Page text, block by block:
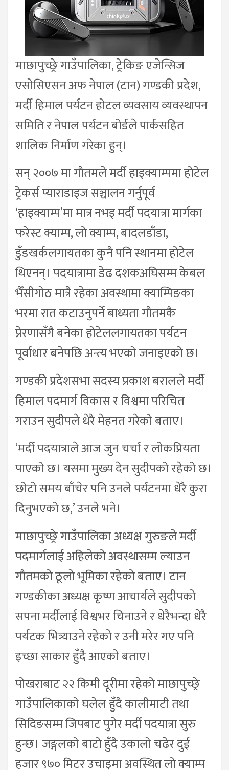
माछापुच्छ्रे गाउँपालिका, ट्रेकिङ एजेन्सिज
एसोसिएसन अफ नेपाल (टान) गण्डकी प्रदेश,
मर्दी हिमाल पर्यटन होटल व्यवसाय व्यवस्थापन
समिति र नेपाल पर्यटन बोर्डले पार्कसहित
शालिक निर्माण गरेका हुन्।
सन् २००७ मा गौतमले मर्दी हाइक्याम्पमा होटेल
ट्रेकर्स प्याराडाइज सञ्चालन गर्नुपूर्व
‘हाइक्याम्प’मा मात्र नभइ मर्दी पदयात्रा मार्गका
फरेस्ट क्याम्प, लो क्याम्प, बादलडाँडा,
डुँडखर्कलगायतका कुनै पनि स्थानमा होटेल
थिएनन्। पदयात्रामा डेढ दशकअघिसम्म केबल
भैँसीगोठ मात्रै रहेका अवस्थामा क्याम्पिङका
भरमा रात कटाउनुपर्ने बाध्यता गौतमकै
प्रेरणासँगै बनेका होटेललगायतका पर्यटन
पूर्वाधार बनेपछि अन्त्य भएको जनाइएको छ।
गण्डकी प्रदेशसभा सदस्य प्रकाश बरालले मर्दी
हिमाल पदमार्ग विकास र विश्वमा परिचित
गराउन सुदीपले धेरै मेहनत गरेको बताए।
‘मर्दी पदयात्राले आज जुन चर्चा र लोकप्रियता
पाएको छ। यसमा मुख्य देन सुदीपको रहेको छ।
छोटो समय बाँचेर पनि उनले पर्यटनमा धेरै कुरा
दिनुभएको छ,’ उनले भने।
माछापुच्छ्रे गाउँपालिका अध्यक्ष गुरुङले मर्दी
पदमार्गलाई अहिलेको अवस्थासम्म ल्याउन
गौतमको ठूलो भूमिका रहेको बताए। टान
गण्डकीका अध्यक्ष कृष्ण आचार्यले सुदीपको
सपना मर्दीलाई विश्वभर चिनाउने र धेरैभन्दा धेरै
पर्यटक भित्र्याउने रहेको र उनी मरेर गए पनि
इच्छा साकार हुँदै आएको बताए।
पोखराबाट २२ किमी दूरीमा रहेको माछापुच्छ्रे
गाउँपालिकाको घलेल हुँदै कालीमाटी तथा
सिदिङसम्म जिपबाट पुगेर मर्दी पदयात्रा सुरु
हुन्छ। जङ्गलको बाटो हुँदै उकालो चढेर दुई
हजार ९७० मिटर उचाइमा अवस्थित लो क्याम्प